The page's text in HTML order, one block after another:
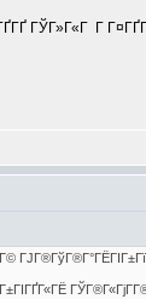
ГЎГ»Г«Г Г